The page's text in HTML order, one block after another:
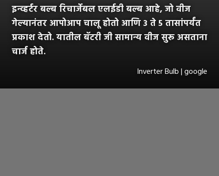
इन्व्हर्टर बल्ब रिचार्जेबल एलईडी बल्ब आहे, जो वीज
गेल्यानंतर आपोआप चालू होतो आणि 3 ते 5 तासांपर्यंत
प्रकाश देतो. यातील बॅटरी जी सामान्य वीज सुरू असताना
चार्ज होते.
Inverter Bulb | google